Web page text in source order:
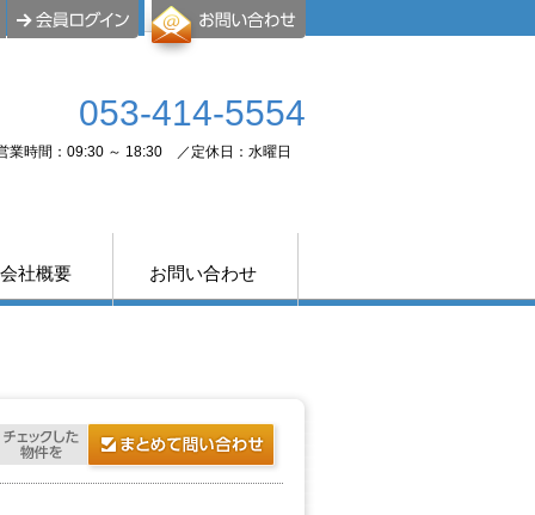
053-414-5554
業時間：09:30 ～ 18:30 ／定休日：水曜日
会社概要 お問い合わせ